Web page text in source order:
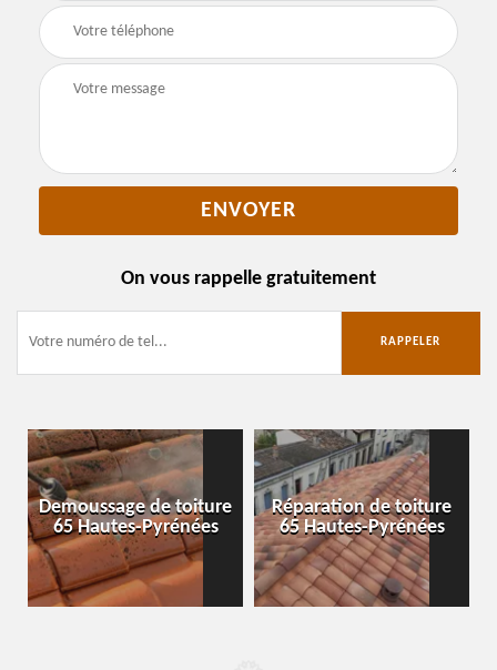
On vous rappelle gratuitement
Demoussage de toiture
65 Hautes-Pyrénées
Réparation de toiture
65 Hautes-Pyrénées